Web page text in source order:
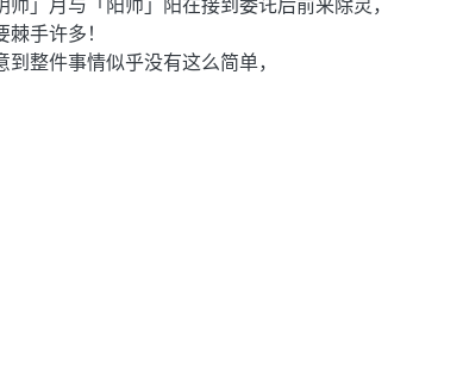
」月与「阳师」阳在接到委讬后前来除灵，
手许多！
整件事情似乎没有这么简单，